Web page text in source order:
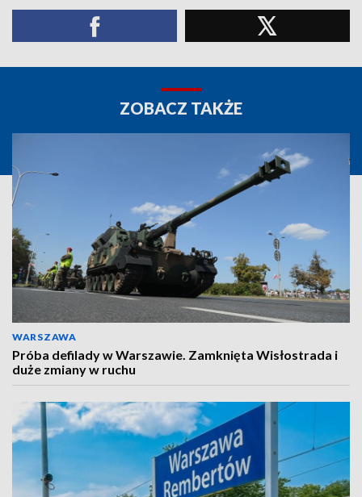
ZOBACZ TAKŻE
WARSZAWA
Próba defilady w Warszawie. Zamknięta Wisłostrada i
duże zmiany w ruchu